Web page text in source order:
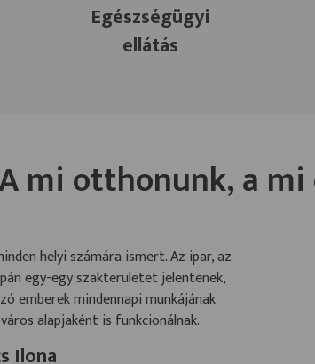
Egészségügyi
ellátás
mi otthonunk, a
helyi számára ismert. Az ipar, az
egy-egy szakterületet jelentenek,
emberek mindennapi munkájának
alapjaként is funkcionálnak.
Ilona